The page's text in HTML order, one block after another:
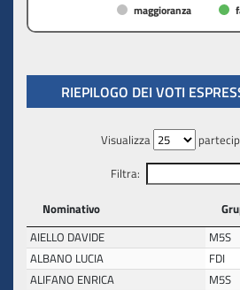
maggioranza
RIEPILOGO DEI VOTI
Visualizza
Filtra:
Nominativo
AIELLO DAVIDE
M5S
ALBANO LUCIA
FDI
ALIFANO ENRICA
M5S